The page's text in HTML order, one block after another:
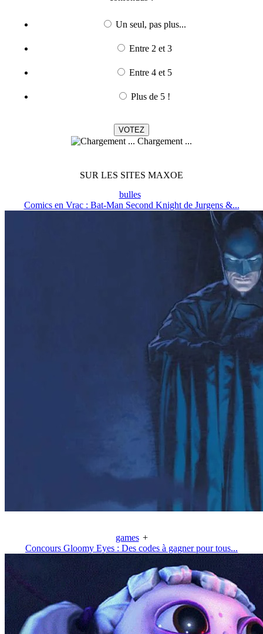
Un seul, pas plus...
Entre 2 et 3
Entre 4 et 5
Plus de 5 !
Chargement ...
SUR LES SITES MAXOE
bulles
Comics en Vrac : Bat-Man Second Knight de Jurgens &...
games +
Concours Gloomy Eyes : Des codes à gagner pour tous...